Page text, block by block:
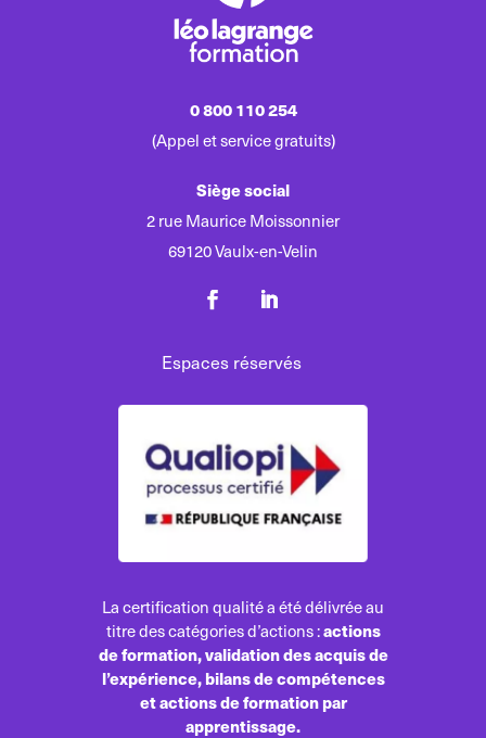
La certification qualité a été délivrée au
titre des catégories d’actions :actions
de formation, validation des acquis de
l’expérience, bilans de compétences
et actions de formation par
apprentissage.
0 800 110 254
(Appel et service gratuits)
Siège social
2 rue Maurice Moissonnier
69120 Vaulx-en-Velin
Espaces réservés